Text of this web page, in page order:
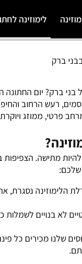
לימוזינה לחתונה
יום החתונה הוא
רעש הרחוב
ממוזג ויוקרתי,
הצפיפות
נסגרת, אתם
בנויים לשמלות כלה
מכירים כל פינה